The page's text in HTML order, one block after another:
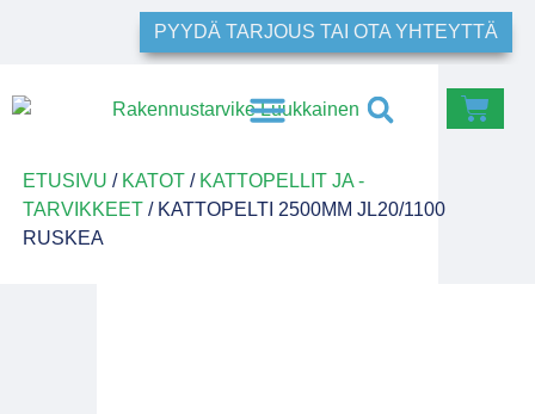
PYYDÄ TARJOUS TAI OTA YHTEYTTÄ
ETUSIVU / KATOT/ KATTOPELLIT JA -
TARVIKKEET/ KATTOPELTI 2500MM JL20/1100
RUSKEA